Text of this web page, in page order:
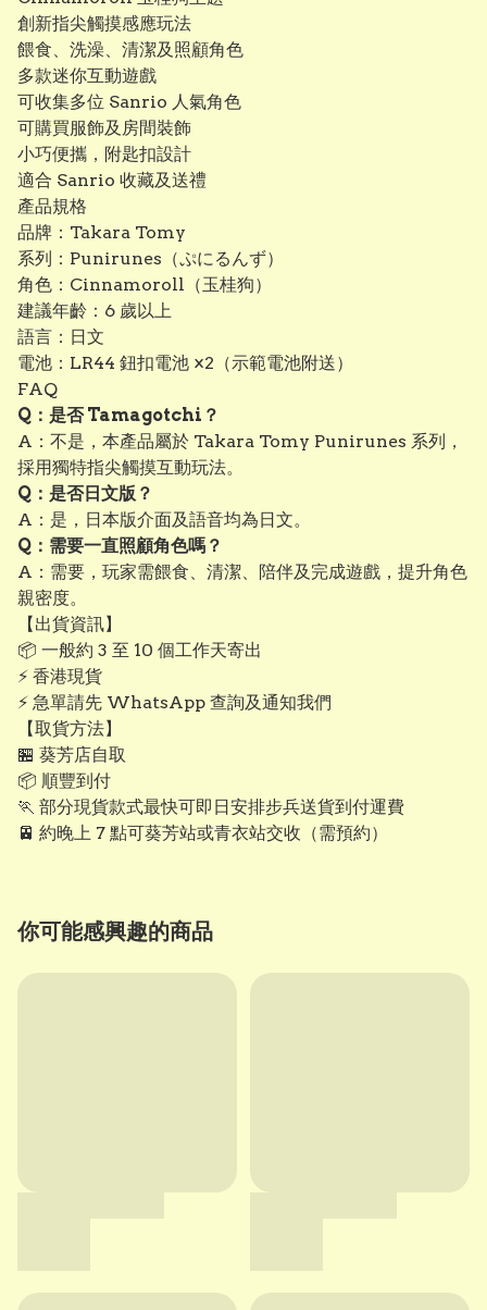
創新指尖觸摸感應玩法
餵食、洗澡、清潔及照顧角色
多款迷你互動遊戲
可收集多位 Sanrio 人氣角色
可購買服飾及房間裝飾
小巧便攜，附匙扣設計
適合 Sanrio 收藏及送禮
產品規格
品牌：Takara Tomy
系列：Punirunes（ぷにるんず）
角色：Cinnamoroll（玉桂狗）
建議年齡：6 歲以上
語言：日文
電池：LR44 鈕扣電池 ×2（示範電池附送）
FAQ
Q：是否 Tamagotchi？
A：不是，本產品屬於 Takara Tomy Punirunes 系列，
採用獨特指尖觸摸互動玩法。
Q：是否日文版？
A：是，日本版介面及語音均為日文。
Q：需要一直照顧角色嗎？
A：需要，玩家需餵食、清潔、陪伴及完成遊戲，提升角色
親密度。
【出貨資訊】
📦 一般約 3 至 10 個工作天寄出
⚡ 香港現貨
⚡ 急單請先 WhatsApp 查詢及通知我們
【取貨方法】
🏪 葵芳店自取
📦 順豐到付
🏃 部分現貨款式最快可即日安排步兵送貨到付運費
🚈 約晚上 7 點可葵芳站或青衣站交收（需預約）
你可能感興趣的商品